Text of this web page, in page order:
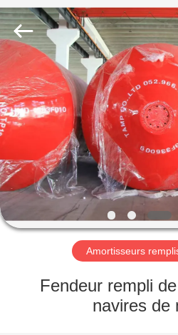
LA
MAISON
PRODUITS
À
PROPOS
NOUS
Airbag
and
Fender
Co.,
Reserved.
Amortisseurs
Fendeur rempli
navires de